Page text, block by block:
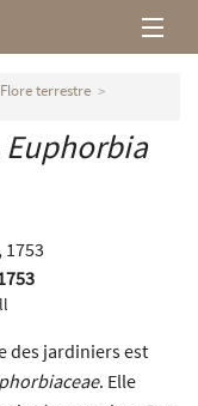
Flore terrestre
Euphorbia
des jardiniers est
. Elle